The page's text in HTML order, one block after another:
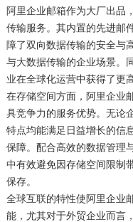
阿里企业邮箱作为大厂出品
传输服务。其内置的先进邮
障了双向数据传输的安全与
与大数据传输的企业场景。
业在全球化运营中获得了更
在存储空间方面，阿里企业
具竞争力的服务优势。无论
特点均能满足日益增长的信
保障。配合高效的数据管理
中有效避免因存储空间限制
保存。
全球互联的特性使阿里企业
能，尤其对于外贸企业而言